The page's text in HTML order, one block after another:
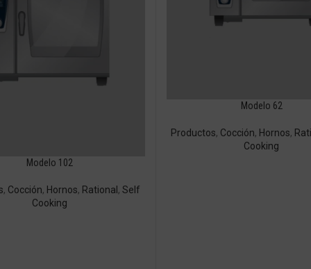
Modelo 102
, Cocción, Hornos, Rational ,Self
Cooking
Modelo 62
Productos, Cocción, Hornos,
Cooking